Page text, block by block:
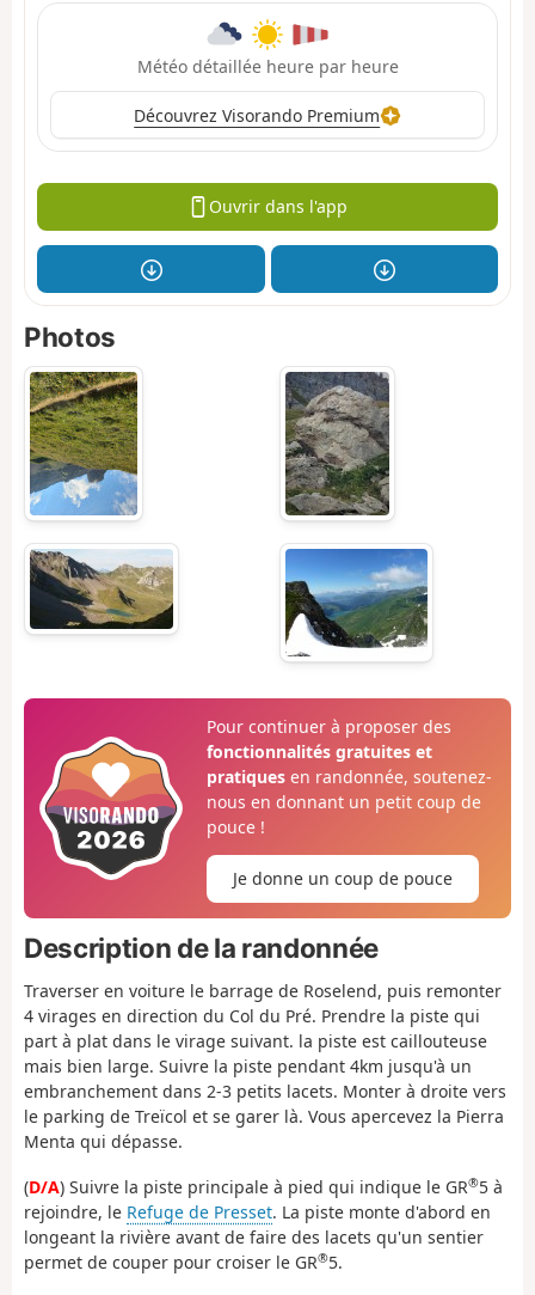
Météo détaillée heure par heure
Découvrez Visorando Premium
Ouvrir dans l'app
Photos
Pour continuer à proposer des
fonctionnalités gratuites et
pratiquesen randonnée, soutenez-
nous en donnant un petit coup de
pouce !
Je donne un coup de pouce
Description de la randonnée
Traverser en voiture le barrage de Roselend, puis remonter
4 virages en direction du Col du Pré. Prendre la piste qui
part à plat dans le virage suivant. la piste est caillouteuse
mais bien large. Suivre la piste pendant 4km jusqu'à un
embranchement dans 2-3 petits lacets. Monter à droite vers
le parking de Treïcol et se garer là. Vous apercevez la Pierra
Menta qui dépasse.
(D/A) Suivre la piste principale à pied qui indique le GR®5 à
rejoindre, le Refuge de Presset. La piste monte d'abord en
longeant la rivière avant de faire des lacets qu'un sentier
permet de couper pour croiser le GR®5.